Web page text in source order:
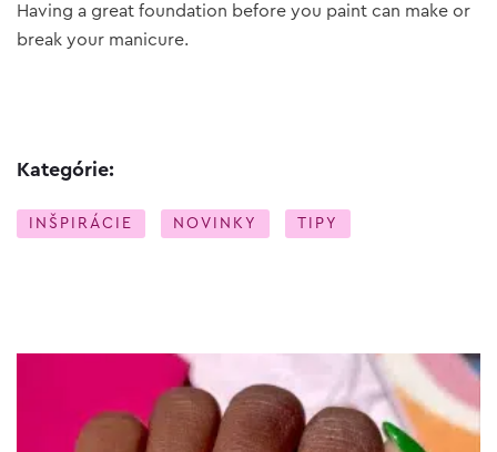
Having a great foundation before you paint can make or
break your manicure.
Kategórie:
INŠPIRÁCIE NOVINKY TIPY